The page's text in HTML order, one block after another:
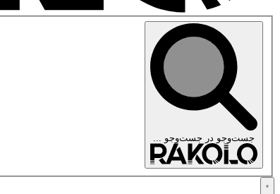
جست‌وجو در جست‌وجو ...